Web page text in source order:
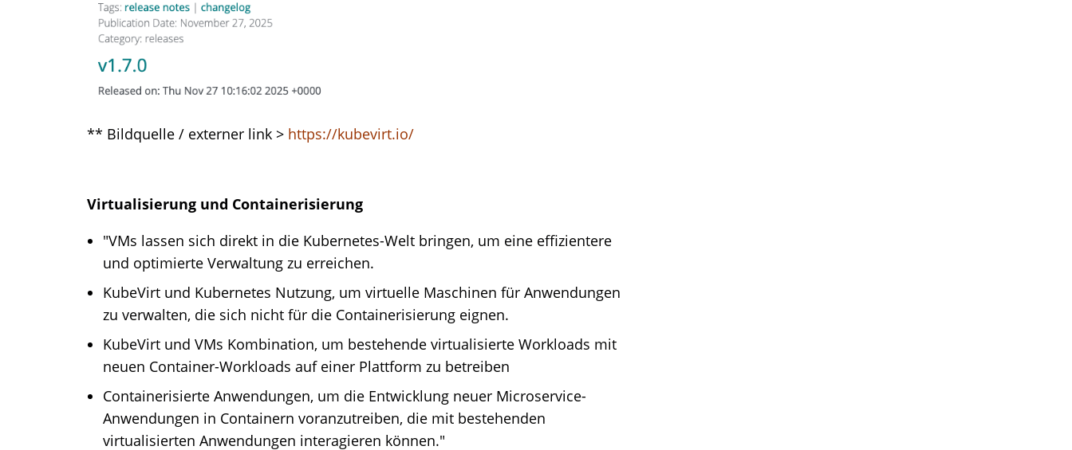
** Bildquelle / externer link > https://kubevirt.io/
Virtualisierung und Containerisierung
"VMs lassen sich direkt in die Kubernetes-Welt bringen, um eine effizientere
und optimierte Verwaltung zu erreichen.
KubeVirt und Kubernetes Nutzung, um virtuelle Maschinen für Anwendungen
zu verwalten, die sich nicht für die Containerisierung eignen.
KubeVirt und VMs Kombination, um bestehende virtualisierte Workloads mit
neuen Container-Workloads auf einer Plattform zu betreiben
Containerisierte Anwendungen, um die Entwicklung neuer Microservice-
Anwendungen in Containern voranzutreiben, die mit bestehenden
virtualisierten Anwendungen interagieren können."